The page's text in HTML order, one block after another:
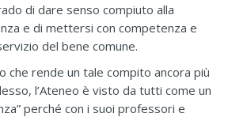
di dare senso compiuto alla
e di mettersi con competenza e
del bene comune.
che rende un tale compito ancora più
l’Ateneo è visto da tutti come un
perché con i suoi professori e